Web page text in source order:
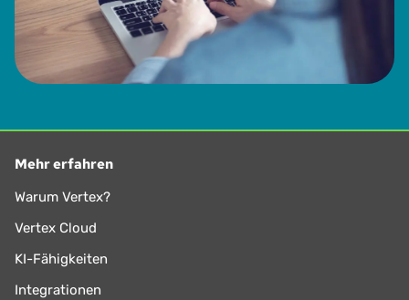
Mehr erfahren
Warum Vertex?
Vertex Cloud
KI-Fähigkeiten
Integrationen